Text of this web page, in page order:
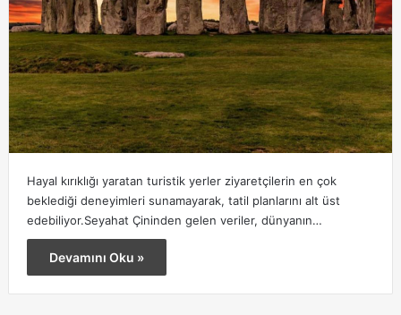
Hayal kırıklığı yaratan turistik yerler ziyaretçilerin en çok
beklediği deneyimleri sunamayarak, tatil planlarını alt üst
edebiliyor.Seyahat Çininden gelen veriler, dünyanın…
Devamını Oku »